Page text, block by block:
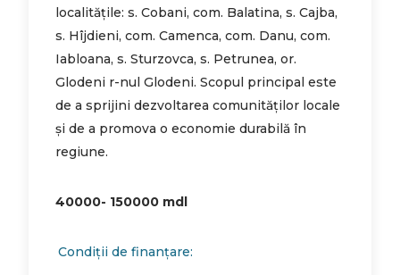
localitățile: s. Cobani, com. Balatina, s. Cajba,
s. Hîjdieni, com. Camenca, com. Danu, com.
Iabloana, s. Sturzovca, s. Petrunea, or.
Glodeni r-nul Glodeni. Scopul principal este
de a sprijini dezvoltarea comunităților locale
și de a promova o economie durabilă în
regiune.
40000- 150000 mdl
Condiții de finanțare: